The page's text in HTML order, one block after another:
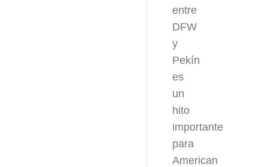
entre
DFW
y
Pekín
es
un
hito
importante
para
American